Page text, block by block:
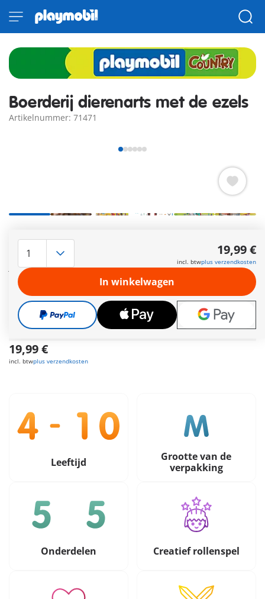
Boerderij dierenarts met de ezels
Artikelnummer: 71471
Gelukkig is de dierenarts snel ter plaatse om voor de
ezelfamilie te zorgen. Ze wordt actief ondersteund door de
jonge eigenaar, wiens grootste droom is om op een dag zelf
dierenarts te worden.
Meer informatie
Leveringstermijn op dit moment 3 tot 5 werkdagen
Gratis verzending vanaf €30
19,99 €
incl. btwplus verzendkosten
19,99 €
incl. btwplus verzendkosten
In winkelwagen
Leeftijd
Grootte van de
verpakking
Onderdelen Creatief rollenspel